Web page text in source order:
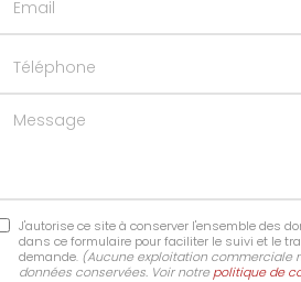
Message
J'autorise ce site à conserver l'ensemble des
dans ce formulaire pour faciliter le suivi et le
demande. (Aucune exploitation commerciale
données conservées. Voir notre politique de